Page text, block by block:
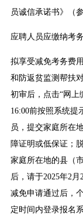
员诚信承诺书》（
应聘人员应缴纳考
拟享受减免考务费
和防返贫监测帮扶
初审后，点击“网上
16:00前按照系统提
员，提交家庭所在
障证明或低保证；
家庭所在地的县（
后，请于2025年2月
减免申请通过后，
定时间内登录报名